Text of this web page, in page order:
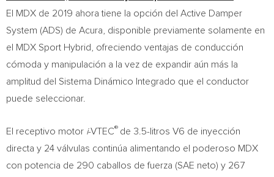
El MDX de 2019 ahora tiene la opción del Active Damper
System (ADS) de Acura, disponible previamente solamente en
el MDX Sport Hybrid, ofreciendo ventajas de conducción
cómoda y manipulación a la vez de expandir aún más la
amplitud del Sistema Dinámico Integrado que el conductor
puede seleccionar.
El receptivo motor i-VTEC® de 3.5-litros V6 de inyección
directa y 24 válvulas continúa alimentando el poderoso MDX
con potencia de 290 caballos de fuerza (SAE neto) y 267